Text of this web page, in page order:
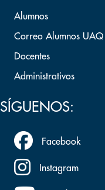
Alumnos
Correo Alumnos UAQ
Docentes
Administrativos
SÍGUENOS:
Facebook
Instagram